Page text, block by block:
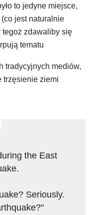
to jedyne miejsce,
jest naturalnie
zdawaliby się
tematu
tradycyjnych mediów,
trzęsienie ziemi
the East
Seriously.